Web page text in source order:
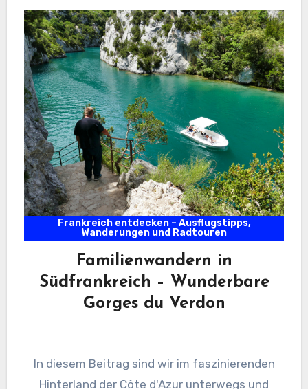
Frankreich entdecken – Ausflugstipps,
Wanderungen und Radtouren
Familienwandern in
Südfrankreich – Wunderbare
Gorges du Verdon
In diesem Beitrag sind wir im faszinierenden
Hinterland der Côte d'Azur unterwegs und